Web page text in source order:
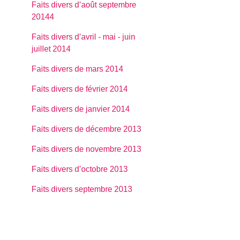
Faits divers d’août septembre
20144
Faits divers d’avril - mai - juin
juillet 2014
Faits divers de mars 2014
Faits divers de février 2014
Faits divers de janvier 2014
Faits divers de décembre 2013
Faits divers de novembre 2013
Faits divers d’octobre 2013
Faits divers septembre 2013